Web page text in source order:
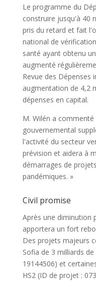
Le programme du
construire jusqu'à 40
pris du retard et fait
national de
santé ayant obtenu
augmenté
Revue des Dépenses
augmentation de 4,2
dépenses en capital.
M. Wilén a
gouvernemental
l'activité du secteur
prévision et aidera à
démarrages de
pandémiques. »
Civil promise
Après une diminution
apportera un fort
Des projets majeurs
Sofia de 3 milliards
19144506) et
HS2 (ID de projet :